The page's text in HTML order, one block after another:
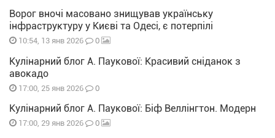
Ворог вночі масовано знищував українську
інфраструктуру у Києві та Одесі, є потерпілі
10:54, 13 янв 2026 0
Кулінарний блог А. Паукової: Красивий сніданок з
авокадо
17:00, 25 янв 2026 0
Кулінарний блог А. Паукової: Біф Веллінгтон. Модерн
17:00, 29 янв 2026 0